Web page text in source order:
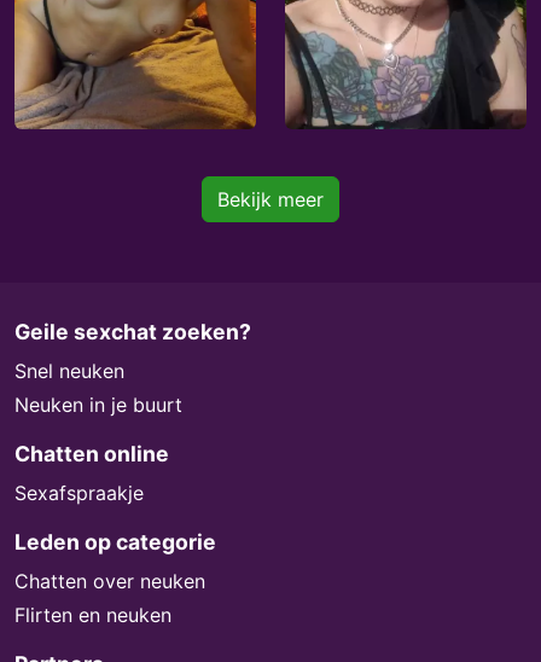
Bekijk meer
Geile sexchat zoeken?
Snel neuken
Neuken in je buurt
Chatten online
Sexafspraakje
Leden op categorie
Chatten over neuken
Flirten en neuken